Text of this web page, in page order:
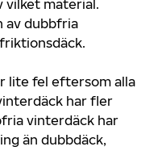
vilket material.
av dubbfria
lite fel eftersom alla
har fler
vinterdäck har
än dubbdäck,